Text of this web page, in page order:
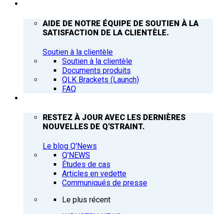
AIDE DE NOTRE ÉQUIPE DE SOUTIEN À LA
SATISFACTION DE LA CLIENTÈLE.
Soutien à la clientèle
Soutien à la clientèle
Documents produits
QLK Brackets (Launch)
FAQ
RESTEZ À JOUR AVEC LES DERNIÈRES
NOUVELLES DE Q'STRAINT.
Le blog Q'News
Q’NEWS
Études de cas
Articles en vedette
Communiqués de presse
Le plus récent